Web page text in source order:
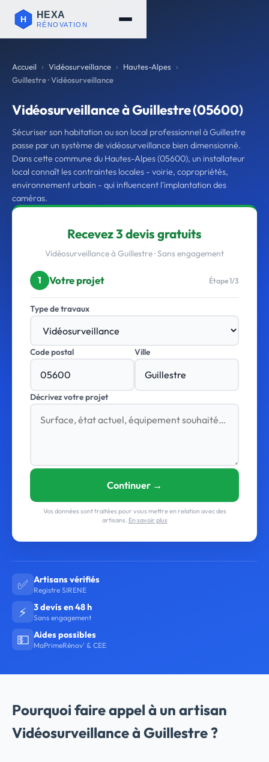
Accueil Vidéosurveillance
Hautes-Alpes
Guillestre · Vidéosurveillance
Vidéosurveillance à Guillestre (05600)
Sécuriser son habitation ou son local professionnel à Guillestre
passe par un système de vidéosurveillance bien dimensionné.
Dans cette commune du Hautes-Alpes (05600), un installateur
local connaît les contraintes locales - voirie, copropriétés,
environnement urbain - qui influencent l'implantation des
caméras.
Recevez 3 devis gratuits
Vidéosurveillance à Guillestre · Sans engagement
1 Votre projet Étape 1/3
Type de travaux
Code postal Ville
Décrivez votre projet
Continuer →
Vos données sont traitées pour vous mettre en relation avec des
artisans. En savoir plus
✅ Artisans vérifiés
Registre SIRENE
⚡ 3 devis en 48 h
Sans engagement
💵 Aides possibles
MaPrimeRénov' & CEE
Pourquoi faire appel à un artisan
Vidéosurveillance à Guillestre ?